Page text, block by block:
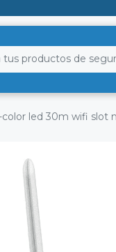
led 30m wifi slot